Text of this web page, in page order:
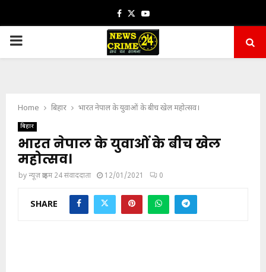
Facebook
TwitterYoutube
PRIMARY
Home बिहार भारत नेपाल के युवाओं के बीच खेल महोत्सव।
बिहार
भारत नेपाल के युवाओं के बीच खेल
महोत्सव।
byन्यूज़ क्राइम 24 संवाददाता 12/01/2021 0
SHARE